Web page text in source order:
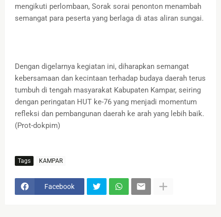
mengikuti perlombaan, Sorak sorai penonton menambah
semangat para peserta yang berlaga di atas aliran sungai.
Dengan digelarnya kegiatan ini, diharapkan semangat
kebersamaan dan kecintaan terhadap budaya daerah terus
tumbuh di tengah masyarakat Kabupaten Kampar, seiring
dengan peringatan HUT ke-76 yang menjadi momentum
refleksi dan pembangunan daerah ke arah yang lebih baik.
(Prot-dokpim)
Tags KAMPAR
Facebook